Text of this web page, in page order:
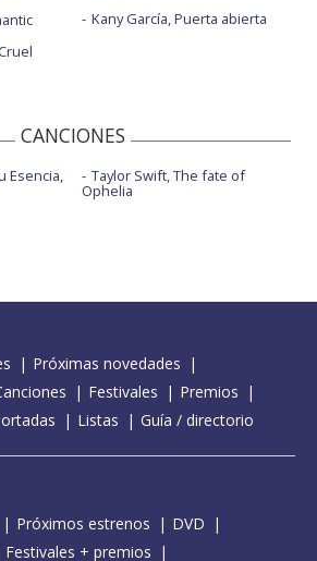
Kany García, Puerta abierta
CANCIONES
Esencia, Taylor Swift, The fate of
Ophelia
Próximas novedades
Festivales
Premios
Listas Guía / directorio
Próximos estrenos
DVD
Festivales + premios